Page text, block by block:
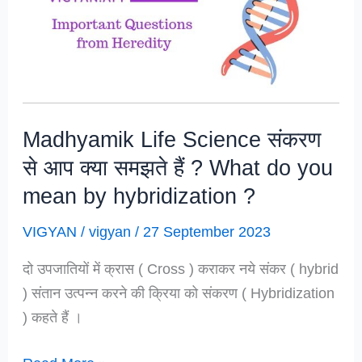
Madhyamik Life Science संकरण
से आप क्या समझते हैं ? What do you
mean by hybridization ?
VIGYAN /vigyan/ 27 September 2023
दो उपजातियों में क्रास ( Cross ) कराकर नये संकर ( hybrid
) संतान उत्पन्न करने की क्रिया को संकरण ( Hybridization
) कहते हैं ।